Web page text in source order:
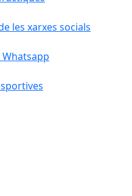
les xarxes socials